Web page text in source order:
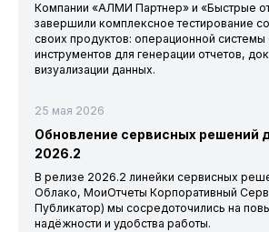
Компании «АЛМИ Партнер» и «Быстрые
завершили комплексное тестирование
своих продуктов: операционной
инструментов для генерации отчетов,
визуализации данных.
25 мая 2026
Обновление сервисных решений
2026.2
В релизе 2026.2 линейки сервисных
Облако, МоиОтчеты Корпоративный
Публикатор) мы сосредоточились на
надёжности и удобства работы.